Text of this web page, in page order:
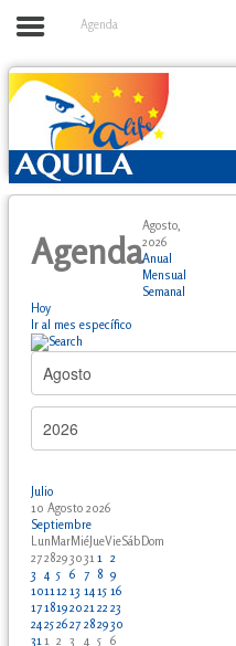
Agenda
Agenda
Agosto,
2026
Anual
Mensual
Semanal
Hoy
Ir al mes específico
Julio
10 Agosto 2026
Septiembre
Lun MarMié JueVieSáb Dom
27282930311 2
3 4 5 6 7 8 9
10111213 1415 16
17181920212223
24252627 282930
311 2 3 4 5 6